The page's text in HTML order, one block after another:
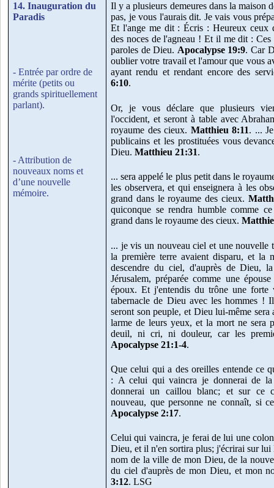
14. Inauguration du
Paradis
- Entrée par ordre de
mérite (petits ou
grands spirituellement
parlant).
- Attribution de
nouveaux noms et
d’une nouvelle
mémoire.
Il y a plusieurs demeures dans la maison
pas, je vous l'aurais dit. Je vais vous
Et l'ange me dit : Écris : Heureux ceux
des noces de l'agneau ! Et il me dit : Ces
paroles de Dieu. Apocalypse 19:9. Car
oublier votre travail et l'amour que vous
ayant rendu et rendant encore des
6:10.
Or, je vous déclare que plusieurs
l'occident, et seront à table avec
royaume des cieux. Matthieu 8:11. ...
publicains et les prostituées vous
Dieu. Matthieu 21:31.
... sera appelé le plus petit dans le
les observera, et qui enseignera à les
grand dans le royaume des cieux.
quiconque se rendra humble comme
grand dans le royaume des cieux.
... je vis un nouveau ciel et une nouvelle
la première terre avaient disparu, et la
descendre du ciel, d'auprès de Dieu,
Jérusalem, préparée comme une
époux. Et j'entendis du trône une
tabernacle de Dieu avec les hommes !
seront son peuple, et Dieu lui-même sera
larme de leurs yeux, et la mort ne sera
deuil, ni cri, ni douleur, car les
Apocalypse 21:1-4.
Que celui qui a des oreilles entende ce
: A celui qui vaincra je donnerai de
donnerai un caillou blanc; et sur ce
nouveau, que personne ne connaît, si
Apocalypse 2:17.
Celui qui vaincra, je ferai de lui une
Dieu, et il n'en sortira plus; j'écrirai sur
nom de la ville de mon Dieu, de la
du ciel d'auprès de mon Dieu, et mon
3:12. LSG